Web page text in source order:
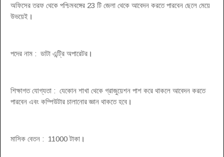
অফিসের তরফ থেকে পশ্চিমবঙ্গের 23 টি জেলা থেকে আবেদন করতে পারবেন ছেলে মেয়ে
উভয়েই ।
পদের নাম : ডাটা এন্ট্রি অপারেটর ।
শিক্ষাগত যোগ্যতা : যেকোন শাখা থেকে গ্রাজুয়েশন পাশ করে থাকলে আবেদন করতে
পারবেন এবং কম্পিউটার চালানোর জ্ঞান থাকতে হবে ।
মাসিক বেতন : 11000 টাকা ।